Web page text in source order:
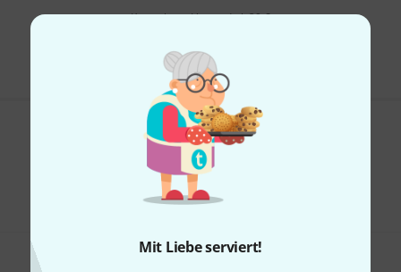
Mit Liebe serviert!
Kostenloser Versand ab 29 €
Gefällt Ihnen, was Sie sehen?